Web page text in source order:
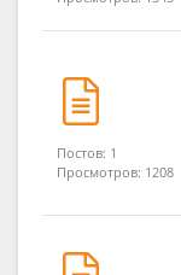
Постов: 1
Просмотров: 1208